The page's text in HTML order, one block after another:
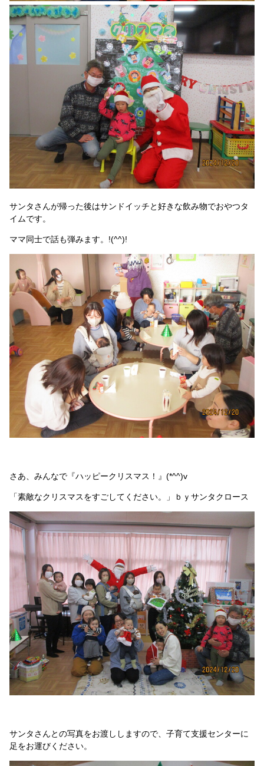
サンタさんが帰った後はサンドイッチと好きな飲み物でおやつタ
イムです。
ママ同士で話も弾みます。!(^^)!
さあ、みんなで『ハッピークリスマス！』(*^^)v
「素敵なクリスマスをすごしてください。」ｂｙサンタクロース
サンタさんとの写真をお渡ししますので、子育て支援センターに
足をお運びください。